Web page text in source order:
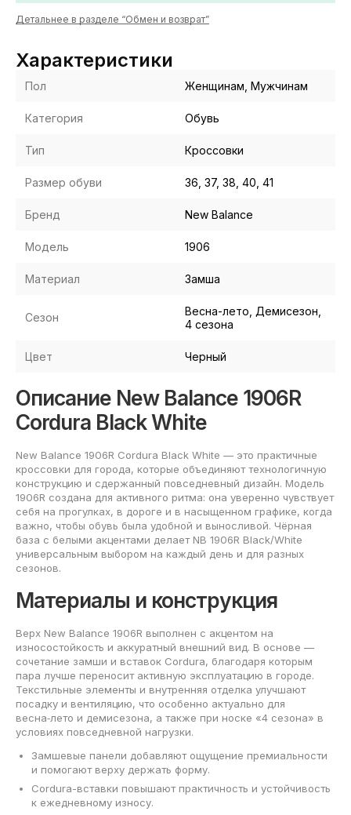
Детальнее в разделе “Обмен и возврат”
Характеристики
Пол Женщинам, Мужчинам
Категория Обувь
Тип Кроссовки
Размер обуви 36, 37, 38, 40, 41
Бренд New Balance
Модель 1906
Материал Замша
Сезон
Весна-лето, Демисезон,
4 сезона
Цвет Черный
Описание New Balance 1906R
Cordura Black White
New Balance 1906R Cordura Black White — это практичные
кроссовки для города, которые объединяют технологичную
конструкцию и сдержанный повседневный дизайн. Модель
1906R создана для активного ритма: она уверенно чувствует
себя на прогулках, в дороге и в насыщенном графике, когда
важно, чтобы обувь была удобной и выносливой. Чёрная
база с белыми акцентами делает NB 1906R Black/White
универсальным выбором на каждый день и для разных
сезонов.
Материалы и конструкция
Верх New Balance 1906R выполнен с акцентом на
износостойкость и аккуратный внешний вид. В основе —
сочетание замши и вставок Cordura, благодаря которым
пара лучше переносит активную эксплуатацию в городе.
Текстильные элементы и внутренняя отделка улучшают
посадку и вентиляцию, что особенно актуально для
весна‑лето и демисезона, а также при носке «4 сезона» в
условиях повседневной нагрузки.
Замшевые панели добавляют ощущение премиальности
и помогают верху держать форму.
Cordura-вставки повышают практичность и устойчивость
к ежедневному износу.